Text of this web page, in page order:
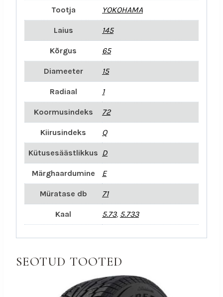
Tootja YOKOHAMA
Laius 145
Kõrgus 65
Diameeter 15
Radiaal 1
Koormusindeks 72
Kiirusindeks Q
Kütusesäästlikkus D
Märghaardumine E
Müratase db 71
Kaal 5.73, 5.733
SEOTUD TOOTED